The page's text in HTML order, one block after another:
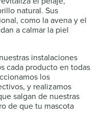
natural. Sus
como la avena y el
a calmar la piel
instalaciones
cada producto en todas
los
y realizamos
salgan de nuestras
de que tu mascota